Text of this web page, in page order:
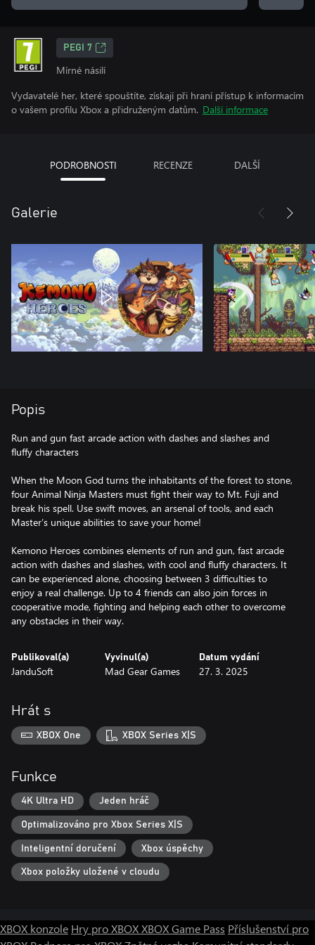
PEGI 7
Mírné násilí
Vydavatelé her, které spouštíte, získají při hraní přístup k informacím
o vašem profilu Xbox a přidruženým datům. Další informace
PODROBNOSTI RECENZE DALŠÍ
Galerie
Popis
Run and gun fast arcade action with dashes and slashes and
fluffy characters
When the Moon God turns the inhabitants of the forest to stone,
four Animal Ninja Masters must fight their way to Mt. Fuji and
break his spell. Use swift moves, an arsenal of tools, and each
Master’s unique abilities to save your home!
Kemono Heroes combines elements of run and gun, fast arcade
action with dashes and slashes, with cool and fluffy characters. It
can be experienced alone, choosing between 3 difficulties to
enjoy a real challenge. Up to 4 friends can also join forces in
cooperative mode, fighting and helping each other to overcome
Publikoval(a)
JanduSoft
Vyvinul(a)
Mad Gear Games
Datum vydání
27. 3. 2025
Hrát s
XBOX One XBOX Series X|S
Funkce
4K Ultra HD Jeden hráč
Optimalizováno pro Xbox Series X|S
Inteligentní doručení Xbox úspěchy
Xbox položky uložené v cloudu
XBOX konzole Hry pro XBOXXBOX Game Pass Příslušenství pro